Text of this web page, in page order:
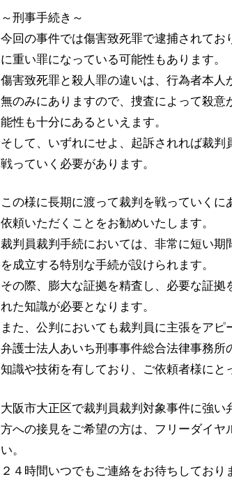
～刑事手続き～
今回の事件では傷害致死罪で逮捕されて
に重い罪になっている可能性もあります。
傷害致死罪と殺人罪の違いは、行為者本
無のみにありますので、捜査によって殺
能性も十分にあるといえます。
そして、いずれにせよ、起訴されれば裁
戦っていく必要があります。
この様に長期に渡って裁判を戦っていく
依頼いただくことをお勧めいたします。
裁判員裁判手続においては、非常に短い
を成立する特別な手続が設けられます。
その際、膨大な証拠を精査し、必要な証
れた知識が必要となります。
また、公判においても裁判員に主張をアピ
弁護士法人あいち刑事事件総合法律事務
知識や技術を有しており、ご依頼者様にと
大阪市大正区で裁判員裁判対象事件に強
方への接見をご希望の方は、フリーダイ
い。
２４時間いつでもご連絡をお待ちしており